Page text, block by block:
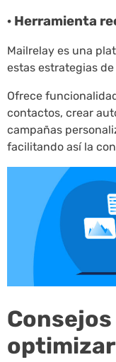
· Herramienta
Mailrelay es una
estas estrategias
Ofrece
contactos, crear
campañas
facilitando así la